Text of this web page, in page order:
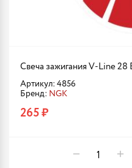
Свеча зажигания V-Line 28
Артикул: 4856
Бренд: NGK
265 ₽